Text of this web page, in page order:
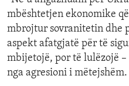
mbështetjen ekonomike
mbrojtur sovranitetin dhe
aspekt afatgjatë për të
mbijetojë, por të lulëzojë –
nga agresioni i mëtejshëm.